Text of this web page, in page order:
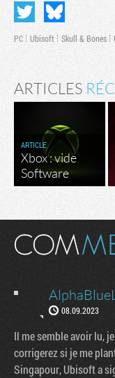
PC Ubisoft Skull & Bones
ARTICLES
ARTICLE
Xbox : vide
Software
08.09.2023
Il me semble avoir lu,
corrigerez si je me
Singapour, Ubisoft a